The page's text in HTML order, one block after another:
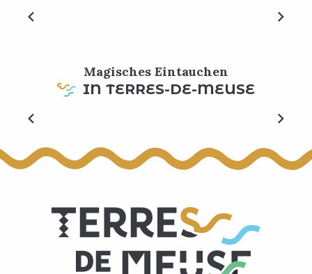
Dorfes suchen, die Terres-de-Meuse ist voll von...
Magisches Eintauchen
IN TERRES-DE-MEUSE
Totemus-Schatzsuche – Huy (So & Bia)